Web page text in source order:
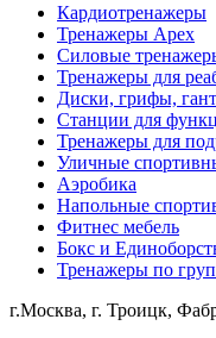
Кардиотренажеры
Тренажеры Apex
Силовые
Тренажеры для
Диски, грифы,
Станции для
Тренажеры для
Уличные
Аэробика
Напольные
Фитнес мебель
Бокс и
Тренажеры по
г.Москва, г. Троицк,